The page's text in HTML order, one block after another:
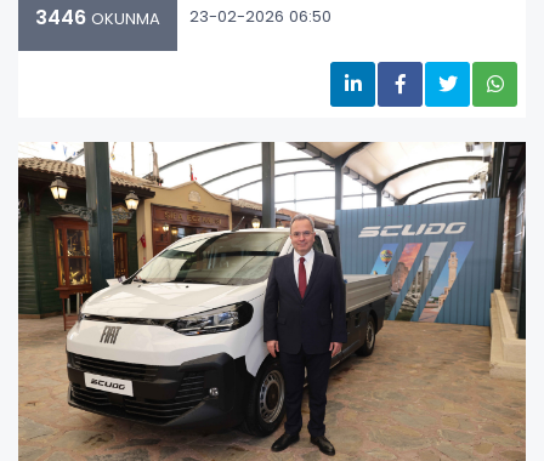
3446 OKUNMA 23-02-2026 06:50